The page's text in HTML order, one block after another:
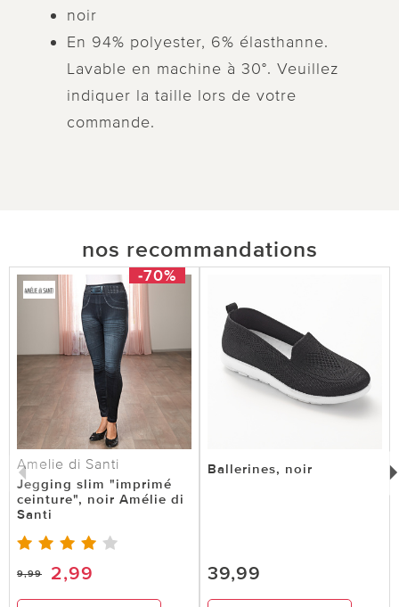
noir
En 94% polyester, 6% élasthanne.
Lavable en machine à 30°. Veuillez
indiquer la taille lors de votre
commande.
nos recommandations
-70%
Amelie di Santi
Jegging slim "imprimé
ceinture", noir Amélie di
Santi
9,99 2,99
Ballerines, noir
39,99